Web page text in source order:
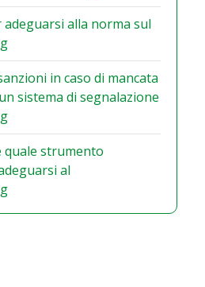
adeguarsi alla norma sul
in caso di mancata
sistema di segnalazione
quale strumento
al